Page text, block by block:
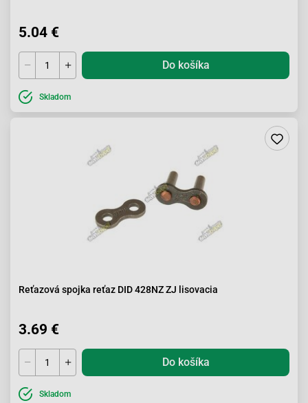
5.04 €
Do košíka
Skladom
Reťazová spojka reťaz DID 428NZ ZJ lisovacia
3.69 €
Do košíka
Skladom